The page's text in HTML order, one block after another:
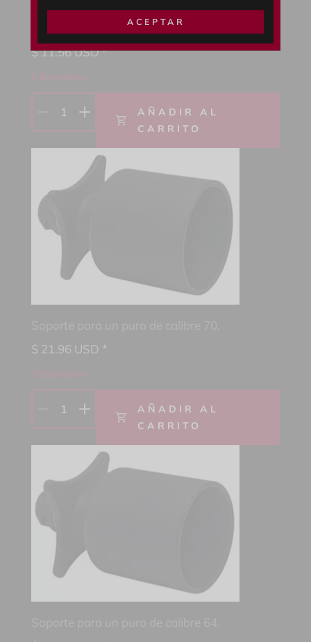
Soporte para un tubo de goma (10 mm).
$11.56USD *
1
AÑADIR AL
CARRITO
$ 21.96 USD *
1
AÑADIR AL
CARRITO
ACEPTAR